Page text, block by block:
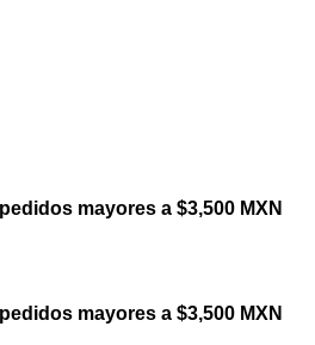
mayores a $3,500 MXN
mayores a $3,500 MXN